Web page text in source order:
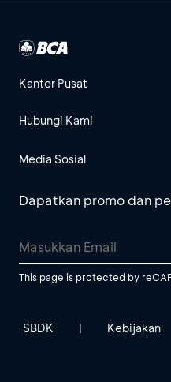
Kantor Pusat
Hubungi Kami
Media Sosial
Dapatkan promo dan
This page is protected by
SBDK | Kebijakan